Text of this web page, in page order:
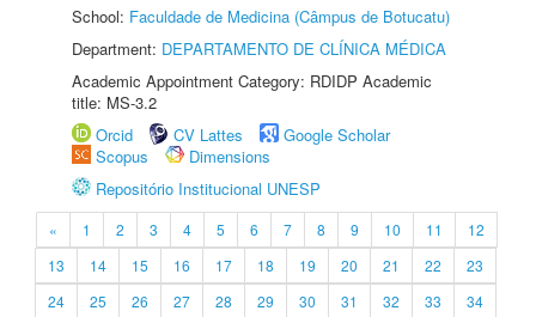
School: Faculdade de Medicina (Câmpus de Botucatu)
Department: DEPARTAMENTO DE CLÍNICA MÉDICA
Academic Appointment Category: RDIDP Academic
title: MS-3.2
Orcid
CV Lattes
Google Scholar
Scopus
Dimensions
Repositório Institucional UNESP
« 1 2 3 4 5 6 7 8 9 10 11
12
13
14 15 16 17 18 19 20 21 22
23
24
25 26 27 28 29 30 31 32 33
34